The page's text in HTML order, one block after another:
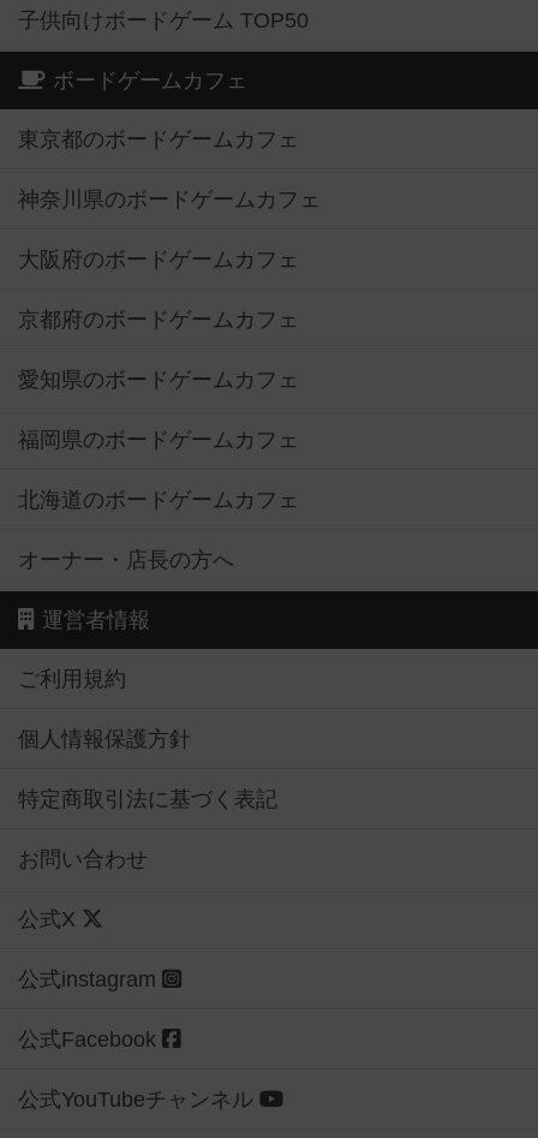
子供向けボードゲーム TOP50
ボードゲームカフェ
東京都のボードゲームカフェ
神奈川県のボードゲームカフェ
大阪府のボードゲームカフェ
京都府のボードゲームカフェ
愛知県のボードゲームカフェ
福岡県のボードゲームカフェ
北海道のボードゲームカフェ
オーナー・店長の方へ
運営者情報
ご利用規約
個人情報保護方針
特定商取引法に基づく表記
お問い合わせ
公式X
公式instagram
公式Facebook
公式YouTubeチャンネル